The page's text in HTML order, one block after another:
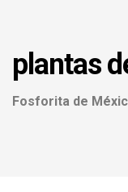
plantas
Fosforita de